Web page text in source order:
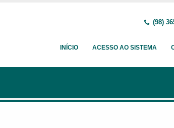
(98)
INÍCIO ACESSO AO SISTEMA